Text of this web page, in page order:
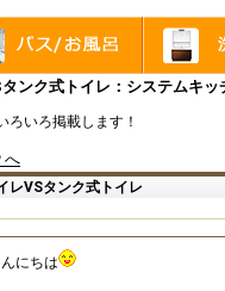
ンク式トイレ：システムキ
ろいろ掲載します！
へ
レVSタンク式トイレ
にちは